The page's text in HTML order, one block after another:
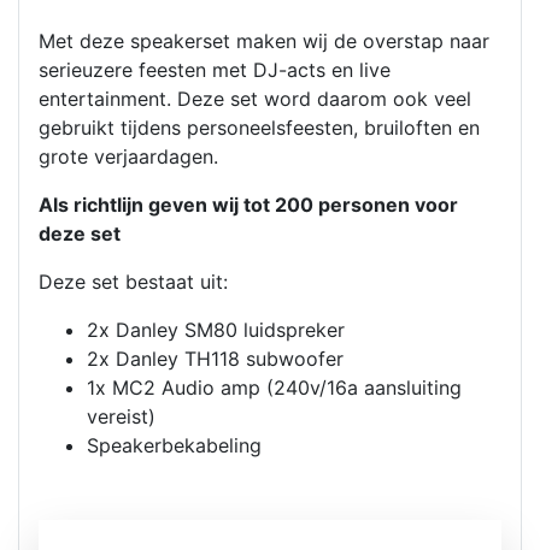
Met deze speakerset maken wij de overstap naar
serieuzere feesten met DJ-acts en live
entertainment. Deze set word daarom ook veel
gebruikt tijdens personeelsfeesten, bruiloften en
grote verjaardagen.
Als richtlijn geven wij tot 200 personen voor
deze set
Deze set bestaat uit:
2x Danley SM80 luidspreker
2x Danley TH118 subwoofer
1x MC2 Audio amp (240v/16a aansluiting
vereist)
Speakerbekabeling